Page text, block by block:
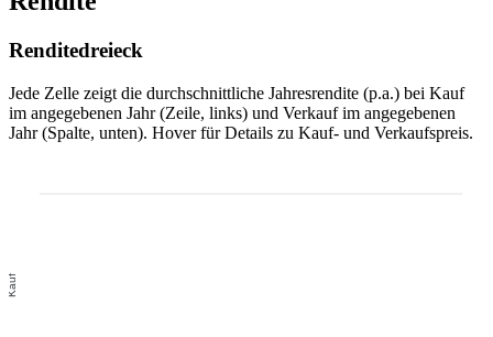
Renditedreieck
Jede Zelle zeigt die durchschnittliche Jahresrendite (p.a.) bei Kauf
im angegebenen Jahr (Zeile, links) und Verkauf im angegebenen
Jahr (Spalte, unten). Hover für Details zu Kauf- und Verkaufspreis.
Kauf